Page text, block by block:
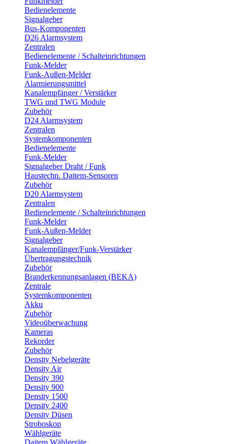
Bedienelemente
Signalgeber
Bus-Komponenten
D26 Alarmsystem
Zentralen
Bedienelemente / Schalteinrichtungen
Funk-Melder
Funk-Außen-Melder
Alarmierungsmittel
Kanalempfänger / Verstärker
TWG und TWG Module
Zubehör
D24 Alarmsystem
Zentralen
Systemkomponenten
Bedienelemente
Funk-Melder
Signalgeber Draht / Funk
Haustechn. Daitem-Sensoren
Zubehör
D20 Alarmsystem
Zentralen
Bedienelemente / Schalteinrichtungen
Funk-Melder
Funk-Außen-Melder
Signalgeber
Kanalempfänger/Funk-Verstärker
Übertragungstechnik
Zubehör
Branderkennungsanlagen (BEKA)
Zentrale
Systemkomponenten
Akku
Zubehör
Videoüberwachung
Kameras
Rekorder
Zubehör
Density Nebelgeräte
Density Air
Density 390
Density 900
Density 1500
Density 2400
Density Düsen
Stroboskop
Wählgeräte
Daitem Wählgeräte